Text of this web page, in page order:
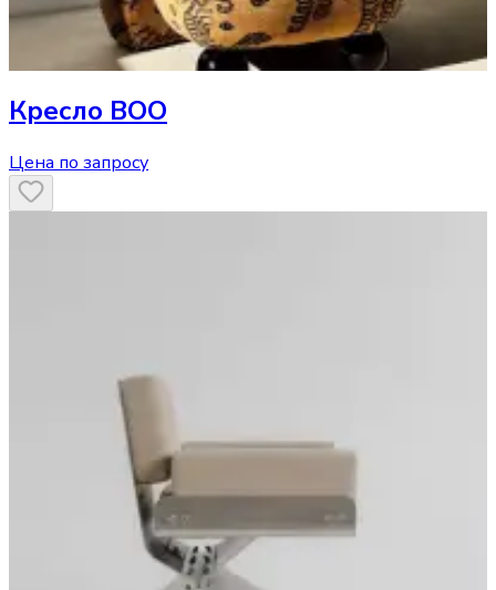
Кресло BOO
Цена по запросу